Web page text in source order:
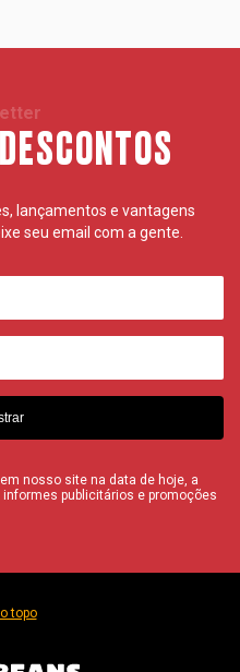
lançamentos e vantagens
seu email com a gente.
nosso site na data de hoje, a
publicitários e promoções
topo